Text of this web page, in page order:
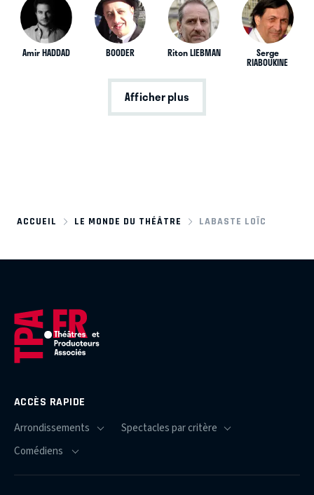
Amir HADDAD BOODER Riton LIEBMAN Serge
RIABOUKINE
Afficher plus
ACCUEIL LE MONDE DU THÉÂTRE LABASTE LOÏC
ACCÈS RAPIDE